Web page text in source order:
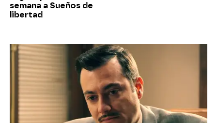
semana a Sueños de
libertad